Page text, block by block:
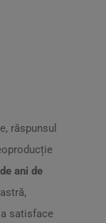
răspunsul
ani de
satisface